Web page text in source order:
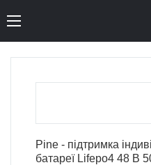
Pine - підтримка
батареї Lifepo4 48 В